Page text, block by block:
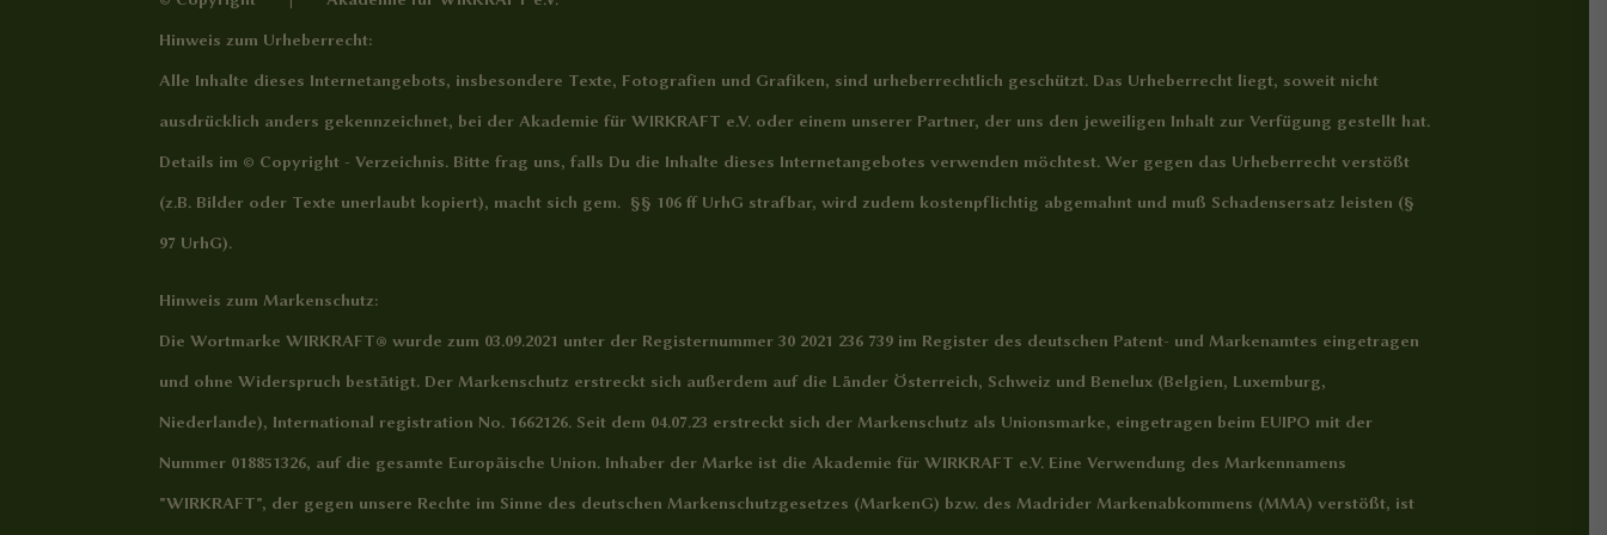
Hinweis zum Urheberrecht:
Alle Inhalte dieses Internetangebots, insbesondere Texte, Fotografien und Grafiken, sind urheberrechtlich geschützt. Das Urheberrecht liegt, soweit nicht
ausdrücklich anders gekennzeichnet, bei der Akademie für WIRKRAFT e.V. oder einem unserer Partner, der uns den jeweiligen Inhalt zur Verfügung gestellt hat.
Details im © Copyright - Verzeichnis. Bitte frag uns, falls Du die Inhalte dieses Internetangebotes verwenden möchtest. Wer gegen das Urheberrecht verstößt
(z.B. Bilder oder Texte unerlaubt kopiert), macht sich gem. §§ 106 ff UrhG strafbar, wird zudem kostenpflichtig abgemahnt und muß Schadensersatz leisten (§
97 UrhG).
Hinweis zum Markenschutz:
Die Wortmarke WIRKRAFT® wurde zum 03.09.2021 unter der Registernummer 30 2021 236 739 im Register des deutschen Patent- und Markenamtes eingetragen
und ohne Widerspruch bestätigt. Der Markenschutz erstreckt sich außerdem auf die Länder Österreich, Schweiz und Benelux (Belgien, Luxemburg,
Niederlande), International registration No. 1662126. Seit dem 04.07.23 erstreckt sich der Markenschutz als Unionsmarke, eingetragen beim EUIPO mit der
Nummer 018851326, auf die gesamte Europäische Union. Inhaber der Marke ist die Akademie für WIRKRAFT e.V. Eine Verwendung des Markennamens
"WIRKRAFT", der gegen unsere Rechte im Sinne des deutschen Markenschutzgesetzes (MarkenG) bzw. des Madrider Markenabkommens (MMA) verstößt, ist